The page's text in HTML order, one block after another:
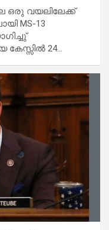
ഒരു വയലിലേക്ക്
MS-13
24…